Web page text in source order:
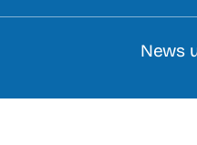
News